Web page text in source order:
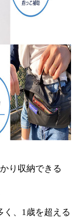
り収納できる
く、1歳を超える